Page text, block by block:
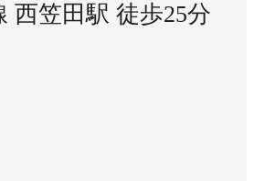
西笠田駅 徒歩25分